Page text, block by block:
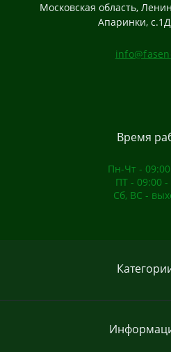
Московская область,
Апаринки,
Домашние
Время
Пн-Чт -
ПТ - 09:00 -
Сб, ВС -